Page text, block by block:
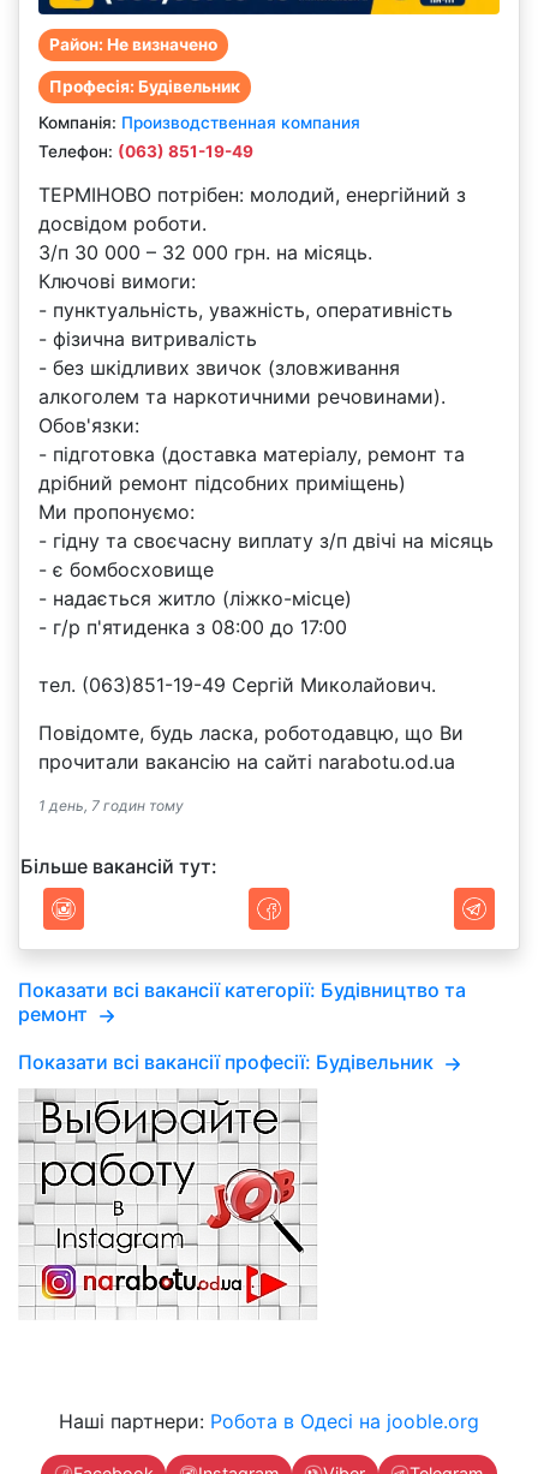
Район: Не визначено
Професія: Будівельник
Компанiя: Производственная компания
Телефон: (063) 851-19-49
ТЕРМІНОВО потрібен: молодий, енергійний з
досвідом роботи.
З/п 30 000 – 32 000 грн. на місяць.
Ключові вимоги:
- пунктуальність, уважність, оперативність
- фізична витривалість
- без шкідливих звичок (зловживання
алкоголем та наркотичними речовинами).
Обов'язки:
- підготовка (доставка матеріалу, ремонт та
дрібний ремонт підсобних приміщень)
Ми пропонуємо:
- гідну та своєчасну виплату з/п двічі на місяць
- є бомбосховище
- надається житло (ліжко-місце)
- г/р п'ятиденка з 08:00 до 17:00
тел. (063)851-19-49 Сергій Миколайович.
Повідомте, будь ласка, роботодавцю, що Ви
прочитали вакансію на сайті narabotu.od.ua
1 день, 7 годин тому
Більше вакансій тут:
Показати всі вакансії категорії: Будівництво та
ремонт
Показати всі вакансії професії: Будівельник
Наші партнери: Робота в Одесі на jooble.org